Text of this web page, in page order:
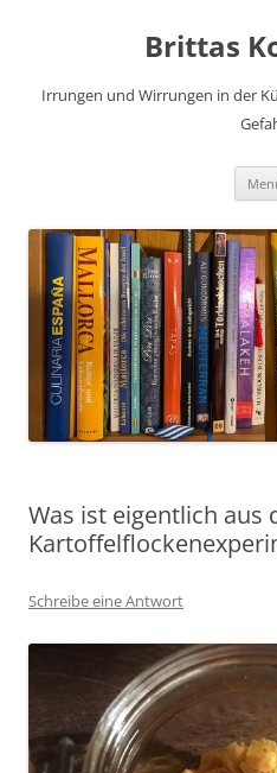
Brittas
Irrungen und Wirrungen in der
Was ist eigentlich aus
Schreibe eine Antwort